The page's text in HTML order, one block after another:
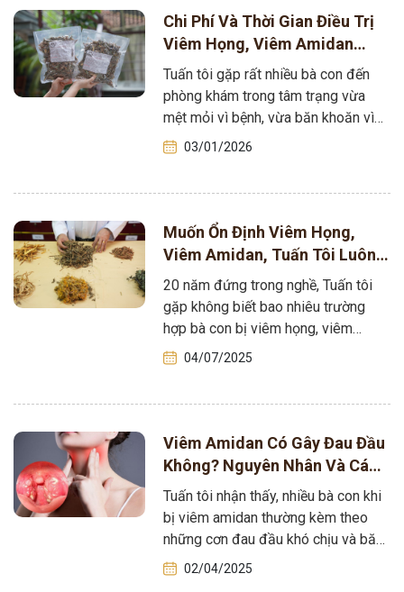
Chi Phí Và Thời Gian Điều Trị
Viêm Họng, Viêm Amidan
Bằng Bài Thuốc Nam Của
Tuấn Tôi – Chi Tiết Câu Trả
Lời
Tuấn tôi gặp rất nhiều bà con đến
phòng khám trong tâm trạng vừa
mệt mỏi vì bệnh, vừa băn khoăn vì
chưa biết nên…
03/01/2026
Muốn Ổn Định Viêm Họng,
Viêm Amidan, Tuấn Tôi Luôn
Nhắc Bà Con: Phải Tác Động
Vào Cái Gốc!
20 năm đứng trong nghề, Tuấn tôi
gặp không biết bao nhiêu trường
hợp bà con bị viêm họng, viêm
amidan rồi. Mà lạ cái,…
04/07/2025
Viêm Amidan Có Gây Đau Đầu
Không? Nguyên Nhân Và Cách
Chữa Trị Hiệu Quả
Tuấn tôi nhận thấy, nhiều bà con khi
bị viêm amidan thường kèm theo
những cơn đau đầu khó chịu và băn
khoăn liệu “Viêm…
02/04/2025